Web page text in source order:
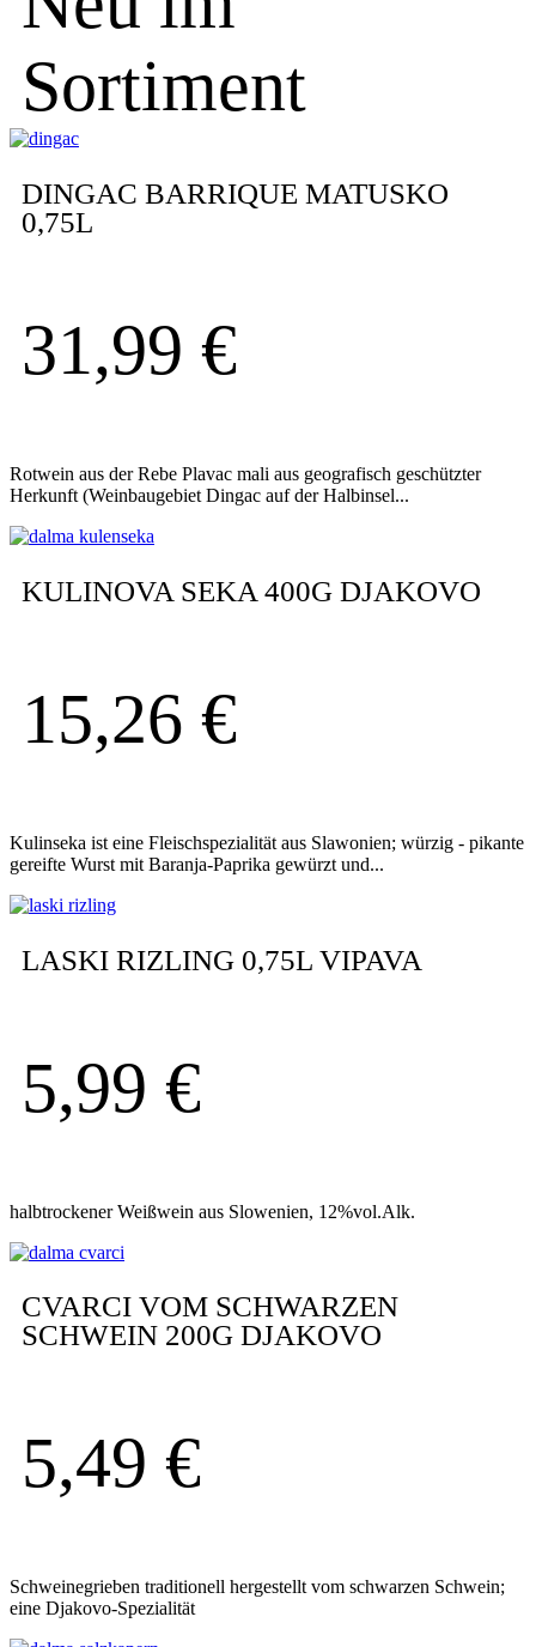
Sortiment
DINGAC BARRIQUE MATUSKO
0,75L
31,99 €
Rotwein aus der Rebe Plavac mali aus geografisch geschützter
Herkunft (Weinbaugebiet Dingac auf der Halbinsel...
KULINOVA SEKA 400G DJAKOVO
15,26 €
Kulinseka ist eine Fleischspezialität aus Slawonien; würzig - pikante
gereifte Wurst mit Baranja-Paprika gewürzt und...
LASKI RIZLING 0,75L VIPAVA
5,99 €
halbtrockener Weißwein aus Slowenien, 12%vol.Alk.
CVARCI VOM SCHWARZEN
SCHWEIN 200G DJAKOVO
5,49 €
Schweinegrieben traditionell hergestellt vom schwarzen Schwein;
eine Djakovo-Spezialität